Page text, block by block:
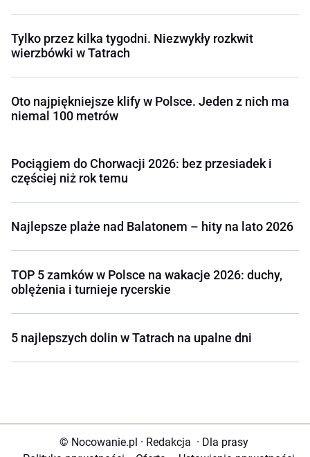
Tylko przez kilka tygodni. Niezwykły rozkwit
wierzbówki w Tatrach
Oto najpiękniejsze klify w Polsce. Jeden z nich ma
niemal 100 metrów
Pociągiem do Chorwacji 2026: bez przesiadek i
częściej niż rok temu
Najlepsze plaże nad Balatonem – hity na lato 2026
TOP 5 zamków w Polsce na wakacje 2026: duchy,
oblężenia i turnieje rycerskie
5 najlepszych dolin w Tatrach na upalne dni
© Nocowanie.pl · Redakcja · Dla prasy